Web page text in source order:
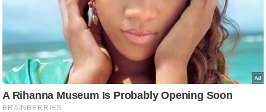
स
सा
म
यि
क
मा